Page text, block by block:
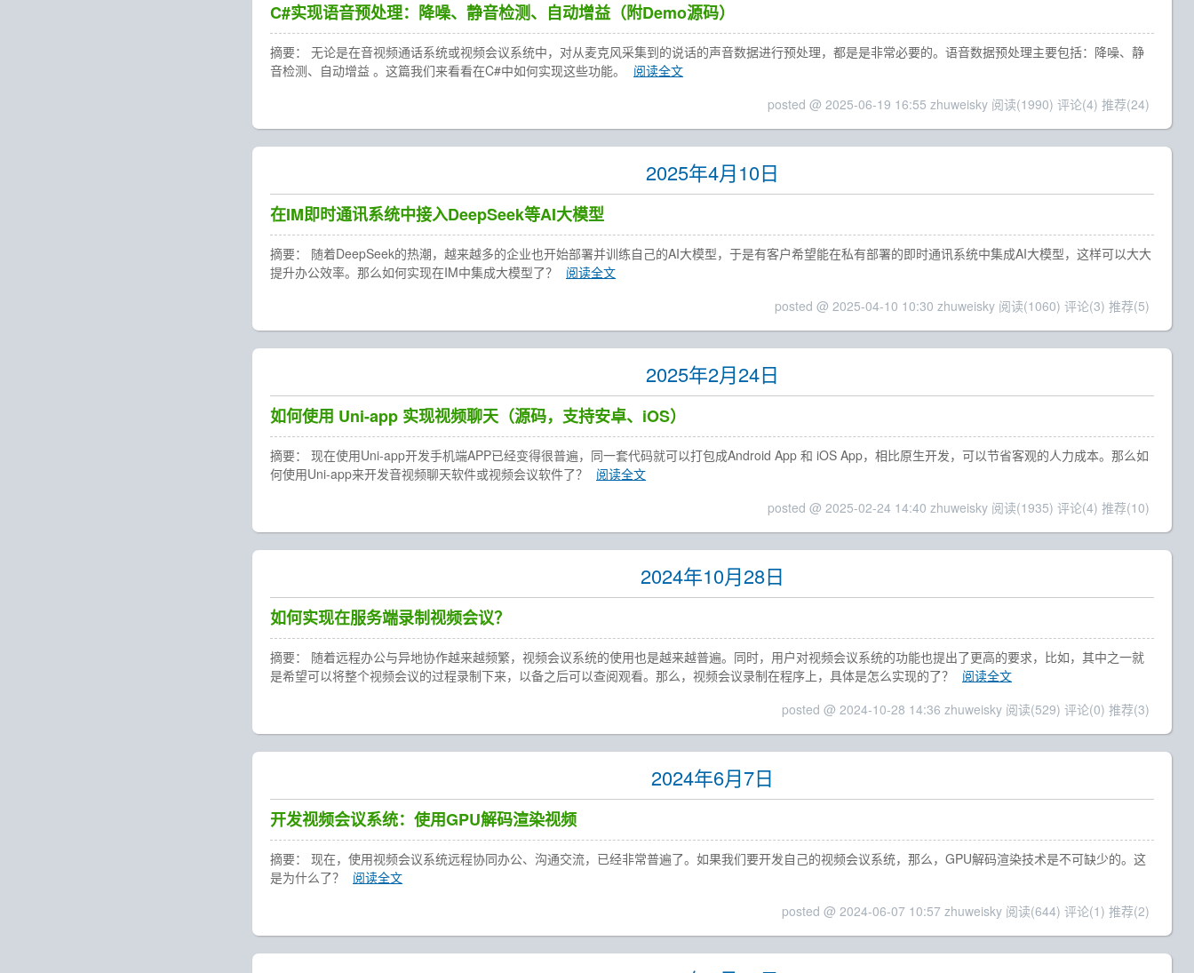
C#实现语音预处理：降噪、静音检测、自动增益（附Demo源码）
摘要： 无论是在音视频通话系统或视频会议系统中，对从麦克风采集到的说话的声音数据进行预处理，都是是非常必要的。语音数据预处理主要包括：​​降噪、静
音检测、自动增益​​ 。这篇我们来看看在C#中如何实现这些功能。
阅读全文
posted @ 2025-06-19 16:55 zhuweisky 阅读(1990) 评论(4) 推荐(24)
2025年4月10日
在IM即时通讯系统中接入DeepSeek等AI大模型
摘要： 随着DeepSeek的热潮，越来越多的企业也开始部署并训练自己的AI大模型，于是有客户希望能在私有部署的即时通讯系统中集成AI大模型，这样可以大大
提升办公效率。那么如何实现在IM中集成大模型了？
阅读全文
posted @ 2025-04-10 10:30 zhuweisky 阅读(1060) 评论(3) 推荐(5)
2025年2月24日
如何使用 Uni-app 实现视频聊天（源码，支持安卓、iOS）
摘要： 现在使用Uni-app开发手机端APP已经变得很普遍，同一套代码就可以打包成Android App 和 iOS App，相比原生开发，可以节省客观的人力成本。那么如
何使用Uni-app来开发音视频聊天软件或视频会议软件了？
阅读全文
posted @ 2025-02-24 14:40 zhuweisky 阅读(1935) 评论(4) 推荐(10)
2024年10月28日
如何实现在服务端录制视频会议？
摘要： 随着远程办公与异地协作越来越频繁，视频会议系统的使用也是越来越普遍。同时，用户对视频会议系统的功能也提出了更高的要求，比如，其中之一就
是希望可以将整个视频会议的过程录制下来，以备之后可以查阅观看。那么，视频会议录制在程序上，具体是怎么实现的了？
阅读全文
posted @ 2024-10-28 14:36 zhuweisky 阅读(529) 评论(0) 推荐(3)
2024年6月7日
开发视频会议系统：使用GPU解码渲染视频
摘要： 现在，使用视频会议系统远程协同办公、沟通交流，已经非常普遍了。如果我们要开发自己的视频会议系统，那么，GPU解码渲染技术是不可缺少的。这
是为什么了？
阅读全文
posted @ 2024-06-07 10:57 zhuweisky 阅读(644) 评论(1) 推荐(2)